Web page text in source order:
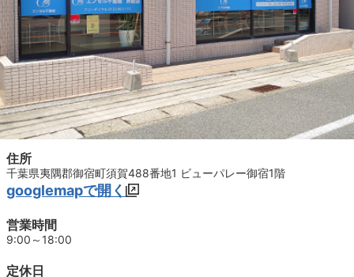
住所
千葉県夷隅郡御宿町須賀488番地1 ビューパレー御宿1階
googlemapで開く
営業時間
9:00～18:00
定休日